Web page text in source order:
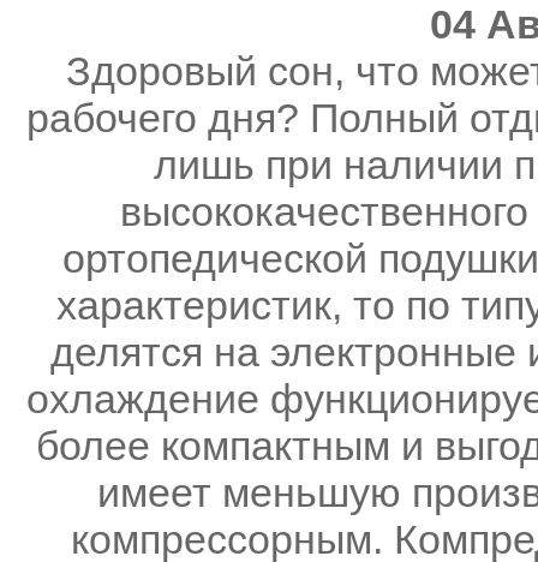
04
Здоровый сон, что
рабочего дня? Полный
лишь при наличии
ортопедической
характеристик, то по
делятся на
охлаждение
более компактным и
имеет меньшую
компрессорным.